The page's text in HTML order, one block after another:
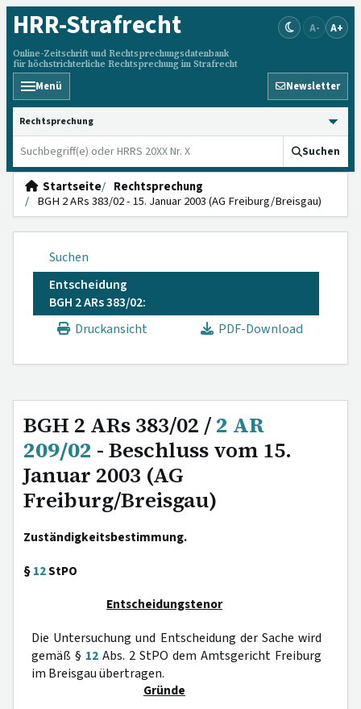
HRR-Strafrecht
Online-Zeitschrift und Rechtsprechungsdatenbank
für höchstrichterliche Rechtsprechung im Strafrecht
A- A+
Menü Newsletter
HRRS durchsuchen
Suchen
Startseite
Rechtsprechung
BGH 2 ARs 383/02 - 15. Januar 2003 (AG Freiburg/Breisgau)
Suchen
Entscheidung
BGH 2 ARs 383/02:
Druckansicht
PDF-Download
BGH 2 ARs 383/02 /2 AR
209/02 - Beschluss vom 15.
Januar 2003 (AG
Freiburg/Breisgau)
Zuständigkeitsbestimmung.
§12StPO
Entscheidungstenor
Die Untersuchung und Entscheidung der Sache wird
gemäß § 12 Abs. 2 StPO dem Amtsgericht Freiburg
im Breisgau übertragen.
Gründe